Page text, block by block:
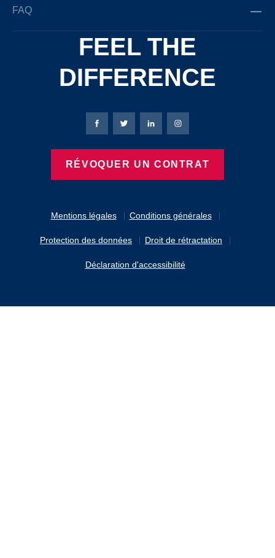
FAQ
FEEL THE
DIFFERENCE
Mentions légales Conditions générales
Protection des données Droit de rétractation
Déclaration d'accessibilité
Page Facebook de Bierbaum-Proenen
Page X de Bierbaum-Proenen
Page LinkedIn de
Page Instagram de
RÉVOQUER UN CONTRAT